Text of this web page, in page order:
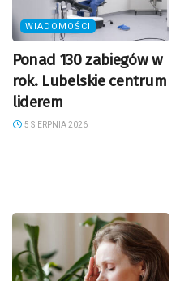
WIADOMOŚCI
Ponad 130 zabiegów w
rok. Lubelskie centrum
liderem
5 SIERPNIA 2026